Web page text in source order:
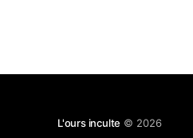
L'ours inculte © 2026